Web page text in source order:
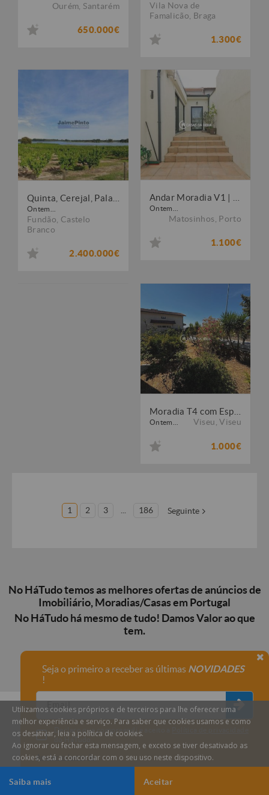
Ourém Santarém
650.000€
Vila Nova de
Famalicão Braga
1.300€
Ontem...
Fundão Castelo
Branco
2.400.000€
Ontem...
Matosinhos Porto
1.100€
Ontem... Viseu ,Viseu
1.000€
1 2 3 186 Seguinte
No HáTudo temos as melhores ofertas de anúncios de
Imobiliário, Moradias/Casas em Portugal
No HáTudo há mesmo de tudo! Damos Valor ao que
tem.
Seja o primeiro a receber as últimas NOVIDADES
!
Declaro que compreendi e aceito a
do HáTudo.
Anular subscrição
Utilizamos cookies próprios e de terceiros para lhe oferecer uma
melhor experiência e serviço. Para saber que cookies usamos e como
os desativar, leia a política de cookies.
Ao ignorar ou fechar esta mensagem, e exceto se tiver desativado as
cookies, está a concordar com o seu uso neste dispositivo.
Aceitar
Saiba mais